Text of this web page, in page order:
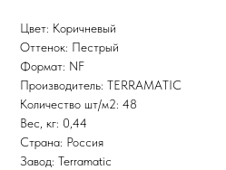
Цвет: Коричневый
Оттенок: Пестрый
Формат: NF
Производитель: TERRAMATIC
Количество шт/м2: 48
Вес, кг: 0,44
Страна: Россия
Завод: Terramatic